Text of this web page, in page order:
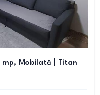
Mobilată | Titan –